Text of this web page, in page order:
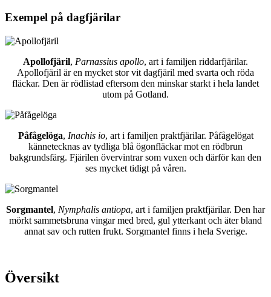
Exempel på dagfjärilar
Apollofjäril, Parnassius apollo, art i familjen riddarfjärilar.
Apollofjäril är en mycket stor vit dagfjäril med svarta och röda
fläckar. Den är rödlistad eftersom den minskar starkt i hela landet
utom på Gotland.
Påfågelöga, Inachis io, art i familjen praktfjärilar. Påfågelögat
kännetecknas av tydliga blå ögonfläckar mot en rödbrun
bakgrundsfärg. Fjärilen övervintrar som vuxen och därför kan den
ses mycket tidigt på våren.
Sorgmantel, Nymphalis antiopa, art i familjen praktfjärilar. Den har
mörkt sammetsbruna vingar med bred, gul ytterkant och äter bland
annat sav och rutten frukt. Sorgmantel finns i hela Sverige.
Översikt